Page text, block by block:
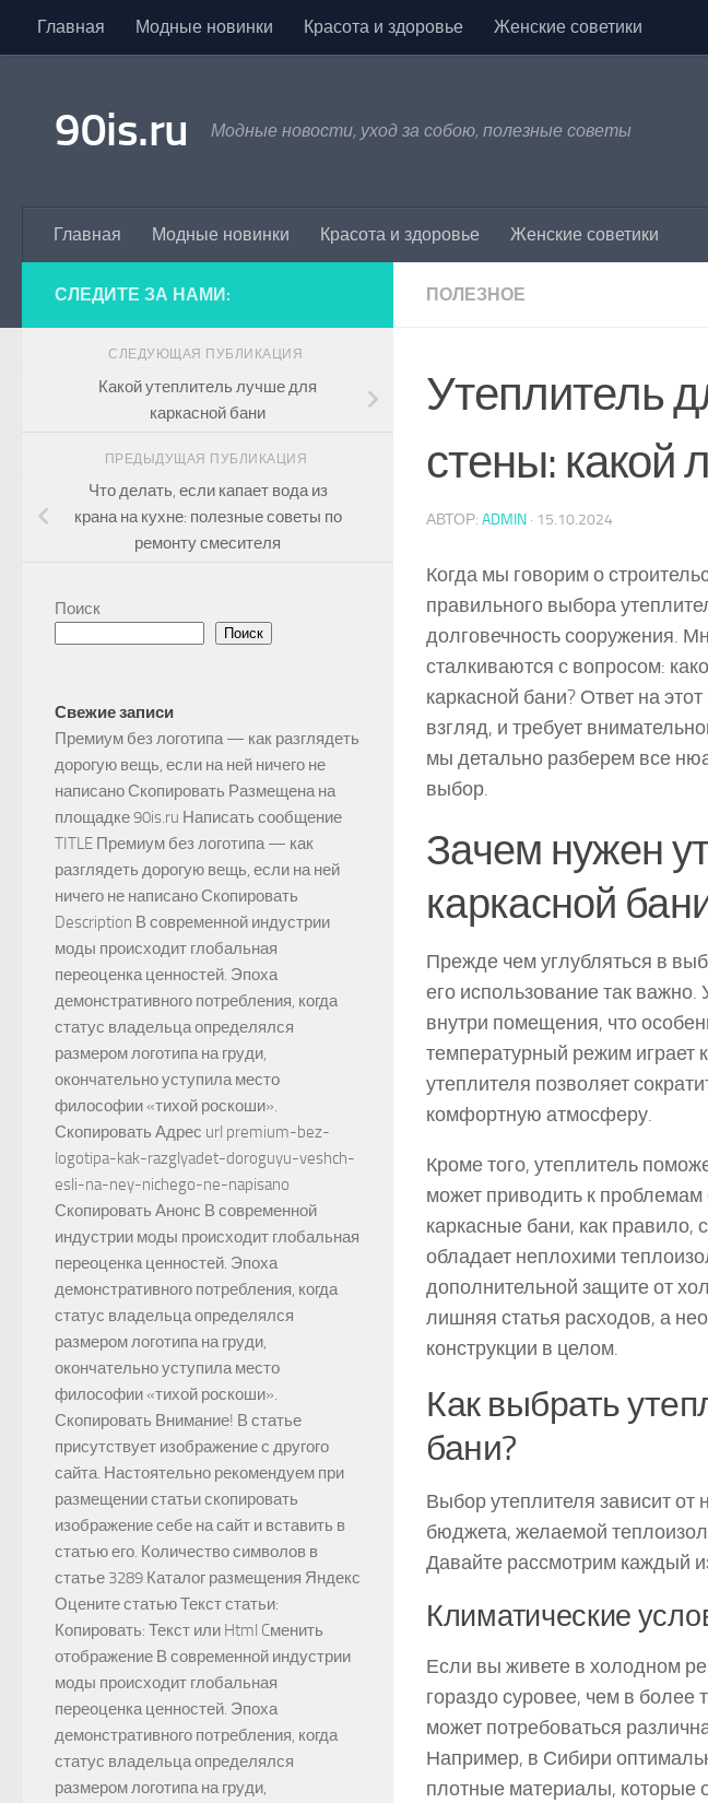
Skip to content
Главная Модные новинки Красота и здоровье Женские советики
90is.ru Модные новости, уход за собою, полезные советы
Главная Модные новинки Красота и здоровье Женские советики
ПОЛЕЗНОЕ
Утеплитель
стены: какой
АВТОР: ADMIN · 15.10.2024
Когда мы говорим о
правильного выбора
долговечность сооружения.
сталкиваются с вопросом:
каркасной бани? Ответ на
взгляд, и требует
мы детально разберем все
выбор.
Зачем нужен
каркасной
Прежде чем углубляться в
его использование так
внутри помещения, что
температурный режим играет
утеплителя позволяет
комфортную атмосферу.
Кроме того, утеплитель
может приводить к
каркасные бани, как правило,
обладает неплохими
дополнительной защите от
лишняя статья расходов, а
конструкции в целом.
Как выбрать
бани?
Выбор утеплителя зависит от
бюджета, желаемой
Давайте рассмотрим каждый
Климатические
Если вы живете в холодном
гораздо суровее, чем в более
может потребоваться
Например, в Сибири
плотные материалы, которые
СЛЕДИТЕ ЗА НАМИ:
СЛЕДУЮЩАЯ ПУБЛИКАЦИЯ
Какой утеплитель лучше для
каркасной бани
ПРЕДЫДУЩАЯ ПУБЛИКАЦИЯ
Что делать, если капает вода из
крана на кухне: полезные советы по
ремонту смесителя
Поиск
Поиск
Свежие записи
Премиум без логотипа — как разглядеть
дорогую вещь, если на ней ничего не
написано Скопировать Размещена на
площадке 90is.ru Написать сообщение
TITLE Премиум без логотипа — как
разглядеть дорогую вещь, если на ней
ничего не написано Скопировать
Description В современной индустрии
моды происходит глобальная
переоценка ценностей. Эпоха
демонстративного потребления, когда
статус владельца определялся
размером логотипа на груди,
окончательно уступила место
философии «тихой роскоши».
Скопировать Адрес url premium-bez-
logotipa-kak-razglyadet-doroguyu-veshch-
esli-na-ney-nichego-ne-napisano
Скопировать Анонс В современной
индустрии моды происходит глобальная
переоценка ценностей. Эпоха
демонстративного потребления, когда
статус владельца определялся
размером логотипа на груди,
окончательно уступила место
философии «тихой роскоши».
Скопировать Внимание! В статье
присутствует изображение с другого
сайта. Настоятельно рекомендуем при
размещении статьи скопировать
изображение себе на сайт и вставить в
статью его. Количество символов в
статье 3289 Каталог размещения Яндекс
Оцените статью Текст статьи:
Копировать: Текст или Html Cменить
отображение В современной индустрии
моды происходит глобальная
переоценка ценностей. Эпоха
демонстративного потребления, когда
статус владельца определялся
размером логотипа на груди,